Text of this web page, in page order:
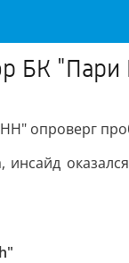
БК
опроверг